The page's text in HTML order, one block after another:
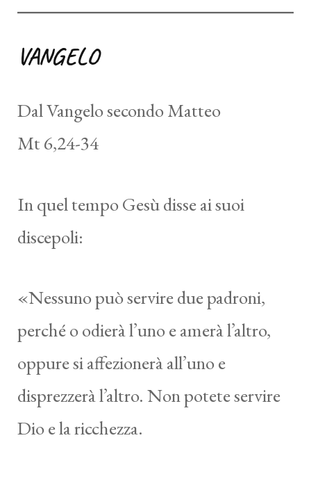
VANGELO
Dal Vangelo secondo Matteo
Mt 6,24-34
In quel tempo Gesù disse ai suoi
discepoli:
«Nessuno può servire due padroni,
perché o odierà l’uno e amerà l’altro,
oppure si affezionerà all’uno e
disprezzerà l’altro. Non potete servire
Dio e la ricchezza.